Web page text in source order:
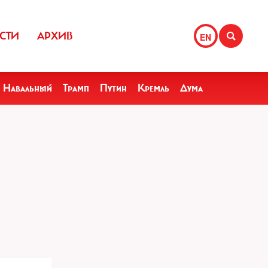
EN
АРХИВ
Навальный Трамп Путин Кремль Дума